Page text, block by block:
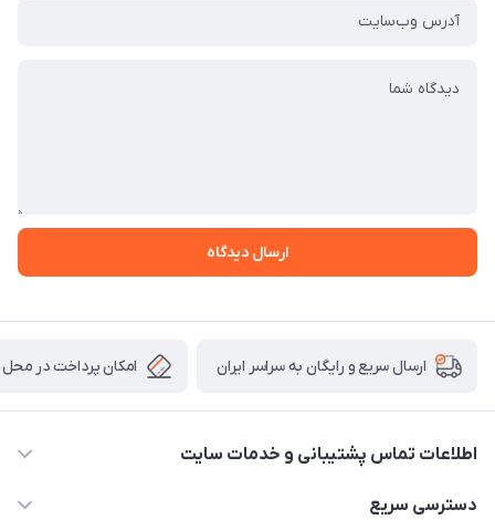
ارسال دیدگاه
ارسال سریع و رایگان به سراسر ایران امکان پرداخت در محل
اطلاعات تماس پشتیبانی و خدمات سایت
02122913970 داخلی 219
دسترسی سریع